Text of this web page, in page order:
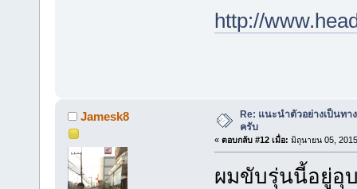
http://
Jamesk8
Re: แนะนำตัวอย่างเป็นทา
ครับ
« ตอบกลับ #12 เมื่อ: มิถุนายน 05,
ผมขับรุ่นนี้อยู่อุ